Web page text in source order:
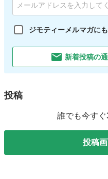
ジモティーメルマガに
新着投稿の
投稿
誰でも今す
投稿